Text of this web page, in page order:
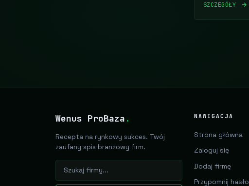
SZCZEGÓŁY
Wenus ProBaza .
Recepta na rynkowy sukces. Twój
zaufany spis branżowy firm.
NAWIGACJA
Strona główna
Zaloguj się
Dodaj firmę
Przypomnij hasło